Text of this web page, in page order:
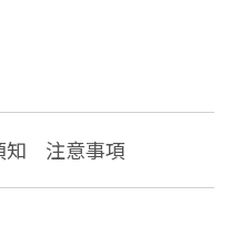
知 注意事項